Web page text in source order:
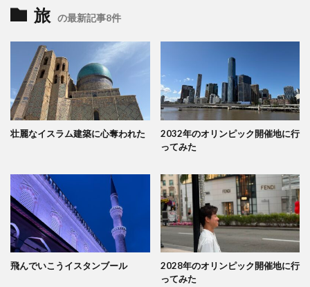
旅 の最新記事8件
壮麗なイスラム建築に心奪われた
2032年のオリンピック開催地に行
ってみた
飛んでいこうイスタンブール
2028年のオリンピック開催地に行
ってみた